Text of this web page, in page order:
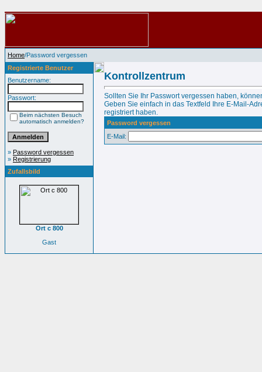
Home/Password vergessen
Registrierte Benutzer
Benutzername:
Passwort:
Beim nächsten Besuch
automatisch anmelden?
» Password vergessen
» Registrierung
Zufallsbild
Ort c 800
Gast
Kontrollzentrum
Sollten Sie Ihr Passwort vergessen haben,
Geben Sie einfach in das Textfeld Ihre E-Mail-
registriert haben.
Password vergessen
E-Mail: